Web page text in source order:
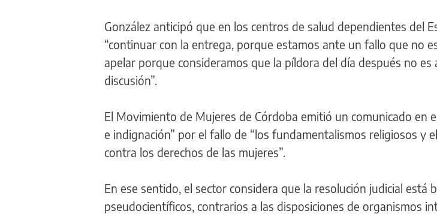
González anticipó que en los centros de salud dependientes del
“continuar con la entrega, porque estamos ante un fallo que no
apelar porque consideramos que la píldora del día después no
discusión”.
El Movimiento de Mujeres de Córdoba emitió un comunicado en
e indignación” por el fallo de “los fundamentalismos religiosos y
contra los derechos de las mujeres”.
En ese sentido, el sector considera que la resolución judicial está
pseudocientíficos, contrarios a las disposiciones de organismos